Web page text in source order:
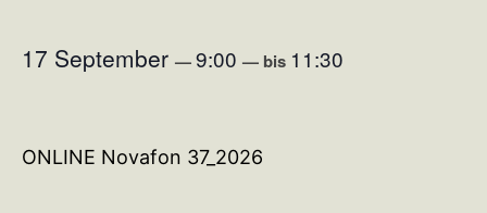
17 September —9:00 — 11:30
ONLINE Novafon 37_2026